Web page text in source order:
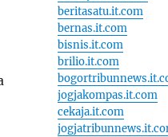
beritasatu.it.com
bernas.it.com
bisnis.it.com
brilio.it.com
jogjakompas.it.com
cekaja.it.com